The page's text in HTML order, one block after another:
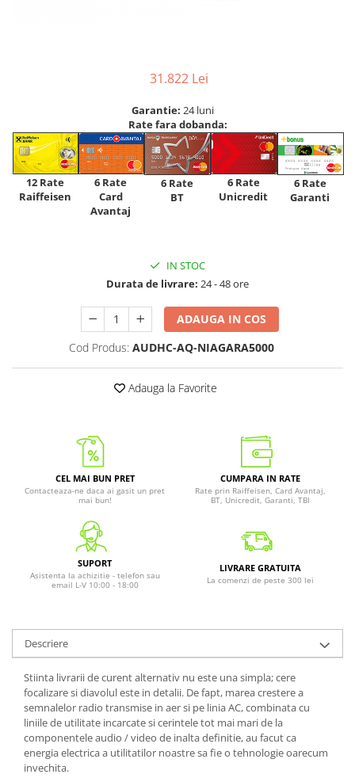
31.822 Lei
Garantie: 24 luni
Rate fara dobanda:
12 Rate
Raiffeisen
6 Rate
Card
Avantaj
6 Rate
BT
6 Rate
Unicredit
6 Rate
Garanti
IN STOC
Durata de livrare: 24 - 48 ore
ADAUGA IN COS
Cod Produs: AUDHC-AQ-NIAGARA5000
Adauga la Favorite
CEL MAI BUN PRET
Contacteaza-ne daca ai gasit un pret
mai bun!
CUMPARA IN RATE
Rate prin Raiffeisen, Card Avantaj,
BT, Unicredit, Garanti, TBI
SUPORT
Asistenta la achizitie - telefon sau
email L-V 10:00 - 18:00
LIVRARE GRATUITA
La comenzi de peste 300 lei
Descriere
Stiinta livrarii de curent alternativ nu este una simpla; cere
focalizare si diavolul este in detalii. De fapt, marea crestere a
semnalelor radio transmise in aer si pe linia AC, combinata cu
liniile de utilitate incarcate si cerintele tot mai mari de la
componentele audio / video de inalta definitie, au facut ca
energia electrica a utilitatilor noastre sa fie o tehnologie oarecum
invechita.